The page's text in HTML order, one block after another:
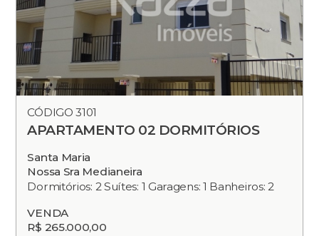
CÓDIGO 3101
APARTAMENTO 02 DORMITÓRIOS
Santa Maria
Nossa Sra Medianeira
Dormitórios: 2 Suítes: 1 Garagens: 1 Banheiros: 2
VENDA
R$ 265.000,00